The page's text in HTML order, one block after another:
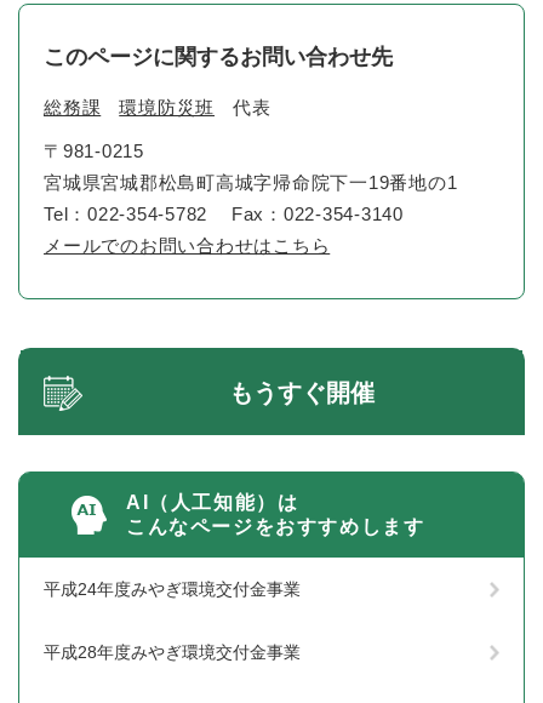
このページに関するお問い合わせ先
総務課 環境防災班 代表
〒981-0215
宮城県宮城郡松島町高城字帰命院下一19番地の1
Tel：022-354-5782
Fax：022-354-3140
メールでのお問い合わせはこちら
もうすぐ開催
AI（人工知能）は
こんなページをおすすめします
平成24年度みやぎ環境交付金事業
平成28年度みやぎ環境交付金事業